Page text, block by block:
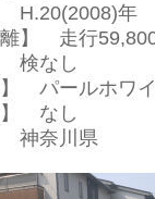
H.20(2008)年
離】 走行
検なし
】 パールホワ
】 なし
神奈川県